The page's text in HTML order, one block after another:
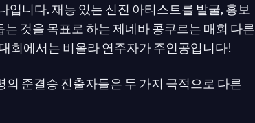
입니다. 재능 있는 신진 아티스트를 발굴, 홍보
것을 목표로 하는 제네바 콩쿠르는 매회 다른
회에서는 비올라 연주자가 주인공입니다!
준결승 진출자들은 두 가지 극적으로 다른
입니다: 모차르트의 현악 3중주를 위한 디베